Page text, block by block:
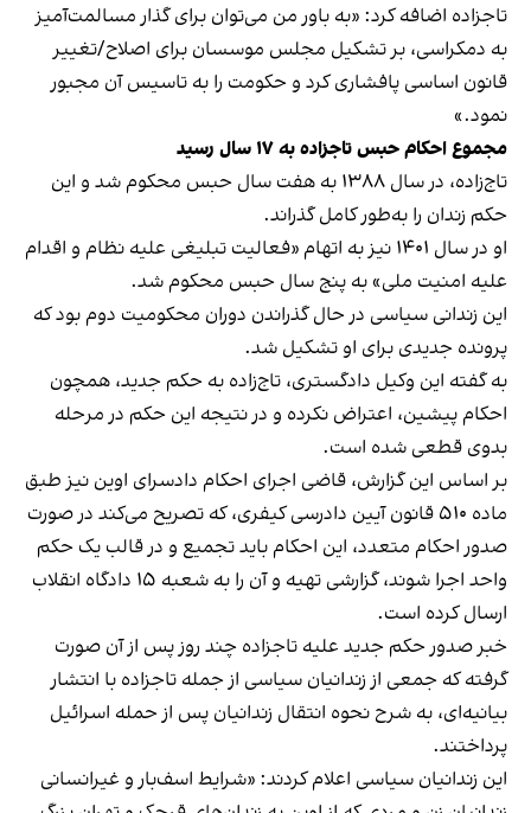
تاجزاده اضافه کرد: «به باور من می‌توان برای گذار مسالمت‌آمیز
به دمکراسی، بر تشکیل مجلس موسسان برای اصلاح/تغییر
قانون اساسی پافشاری کرد و حکومت را به تاسیس آن مجبور
نمود.»
مجموع احکام حبس تاجزاده به ۱۷ سال رسید
تاج‌زاده، در سال ۱۳۸۸ به هفت سال حبس محکوم شد و این
حکم زندان را به‌طور کامل گذراند.
او در سال ۱۴۰۱ نیز به اتهام «فعالیت تبلیغی علیه نظام و اقدام
علیه امنیت ملی» به پنج سال حبس محکوم شد.
این زندانی سیاسی در حال گذراندن دوران محکومیت دوم بود که
پرونده جدیدی برای او تشکیل شد.
به گفته این وکیل دادگستری، تاج‌زاده به حکم جدید، همچون
احکام پیشین، اعتراض نکرده و در نتیجه این حکم در مرحله
بدوی قطعی شده است.
بر اساس این گزارش، قاضی اجرای احکام دادسرای اوین نیز طبق
ماده ۵۱۰ قانون آیین دادرسی کیفری، که تصریح می‌کند در صورت
صدور احکام متعدد، این احکام باید تجمیع و در قالب یک حکم
واحد اجرا شوند، گزارشی تهیه و آن را به شعبه ۱۵ دادگاه انقلاب
ارسال کرده است.
خبر صدور حکم جدید علیه تاجزاده چند روز پس از آن صورت
گرفته که جمعی از زندانیان سیاسی از جمله تاجزاده با انتشار
بیانیه‌ای، به شرح نحوه انتقال زندانیان پس از حمله اسرائیل
پرداختند.
این زندانیان سیاسی اعلام کردند: «شرایط اسف‌بار و غیرانسانی